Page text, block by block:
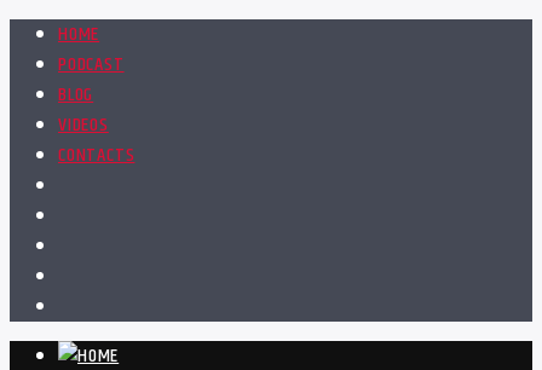
HOME
PODCAST
BLOG
VIDEOS
CONTACTS